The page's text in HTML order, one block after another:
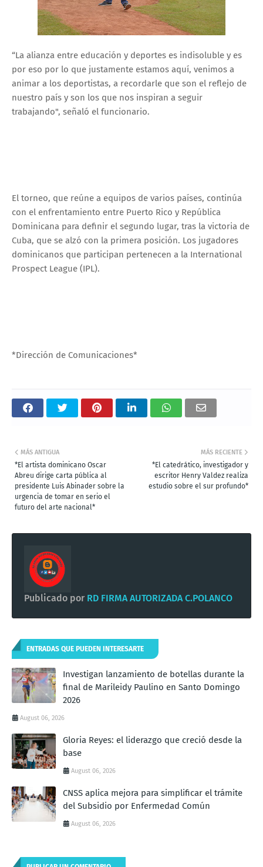
“La alianza entre educación y deportes es indisoluble y es
por eso por lo que justamente estamos aquí, venimos a
animar a los deportistas, a recordarle que son el reflejo de
nuestro país y son los que nos inspiran a seguir
trabajando", señaló el funcionario.
El torneo, que reúne a equipos de varios países, continúa
con el enfrentamiento entre Puerto Rico y República
Dominicana para definir el segundo lugar, tras la victoria de
Cuba, que se alzó con la primera posición. Los jugadores
dominicanos que participan pertenecen a la International
Prospect League (IPL).
*Dirección de Comunicaciones*
MÁS RECIENTE
*El catedrático, investigador y
escritor Henry Valdez realiza
estudio sobre el sur profundo*
MÁS ANTIGUA
*El artista dominicano Oscar
Abreu dirige carta pública al
presidente Luis Abinader sobre la
urgencia de tomar en serio el
futuro del arte nacional*
Publicado por RD FIRMA AUTORIZADA C.POLANCO
ENTRADAS QUE PUEDEN INTERESARTE
Investigan lanzamiento de botellas durante la
final de Marileidy Paulino en Santo Domingo
2026
August 06, 2026
Gloria Reyes: el liderazgo que creció desde la
base
August 06, 2026
CNSS aplica mejora para simplificar el trámite
del Subsidio por Enfermedad Común
August 06, 2026